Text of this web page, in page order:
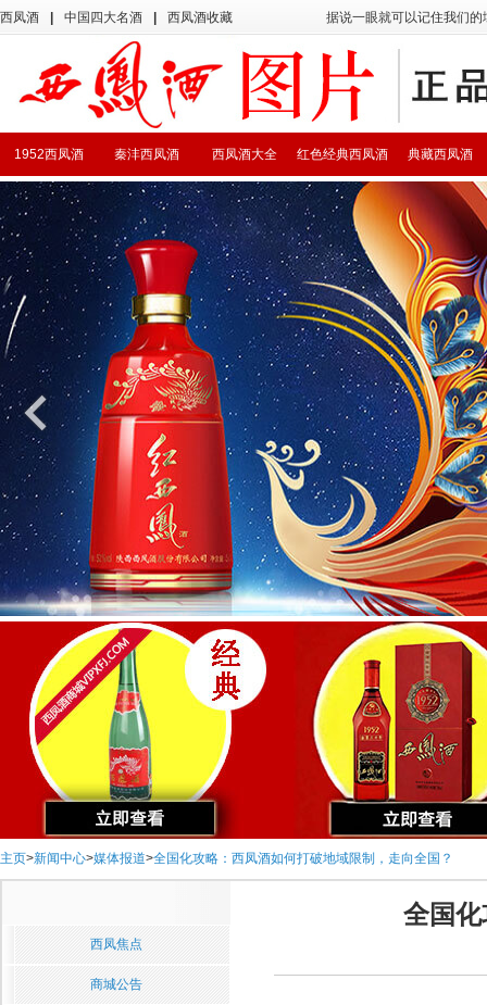
西凤酒 中国四大名酒 西凤酒收藏 据说一眼就可以记住我们
典藏西凤酒
红色经典西凤酒
西凤酒大全
秦沣西凤酒
1952西凤酒
主页>新闻中心>媒体报道>全国化攻略：西凤酒如何打破地域限制，走向全国？
西凤焦点
商城公告
全国